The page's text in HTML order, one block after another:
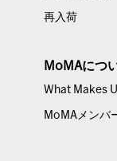
再入荷
MoMAにつ
What Makes
MoMAメンバ